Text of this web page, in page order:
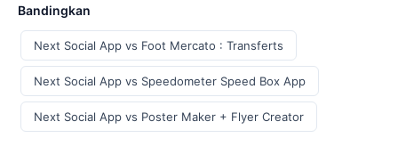
Bandingkan
Next Social App vs Foot Mercato : Transferts
Next Social App vs Speedometer Speed Box App
Next Social App vs Poster Maker + Flyer Creator